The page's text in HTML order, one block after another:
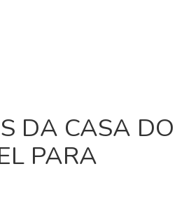
DA CASA DO
PARA